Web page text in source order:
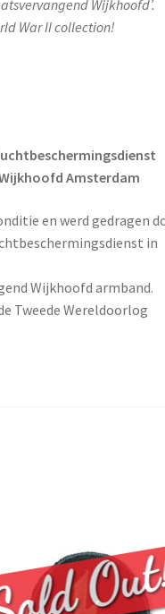
Wijkhoofd’.
War II collection!
Amsterdam
en werd gedragen
in
Wijkhoofd armband.
Tweede Wereldoorlog